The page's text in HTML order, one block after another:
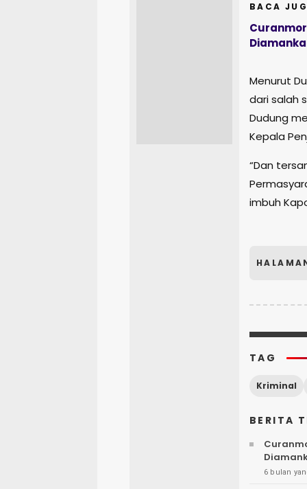
BACA
Curanmor
Menurut
dari salah
Dudung
Kepala
“Dan
imbuh
TAG
Kriminal
BERITA
6 bulan